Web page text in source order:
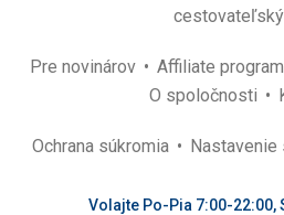
Pre novinárov Affiliate program
O spoločnosti
Ochrana súkromia Nastavenie
Volajte Po-Pia 7:00-22:00,